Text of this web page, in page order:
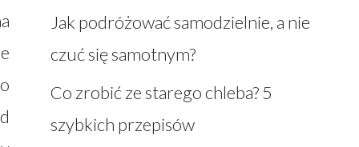
Jak podróżować samodzielnie, a nie
czuć się samotnym?
Co zrobić ze starego chleba? 5
szybkich przepisów